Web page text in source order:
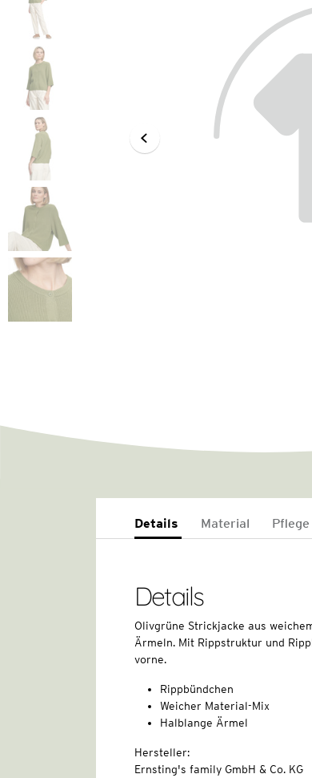
Details Material Pflege
Details
Olivgrüne Strickjacke aus
Ärmeln. Mit Rippstruktur und
vorne.
Rippbündchen
Weicher Material-Mix
Halblange Ärmel
Hersteller:
Ernsting's family GmbH & Co. KG